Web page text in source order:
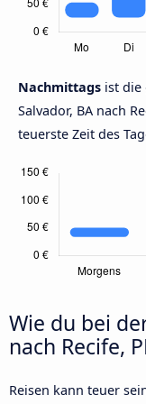
Nachmittags ist die
Salvador, BA nach
teuerste Zeit des
Wie du bei
nach Recife,
Reisen kann teuer